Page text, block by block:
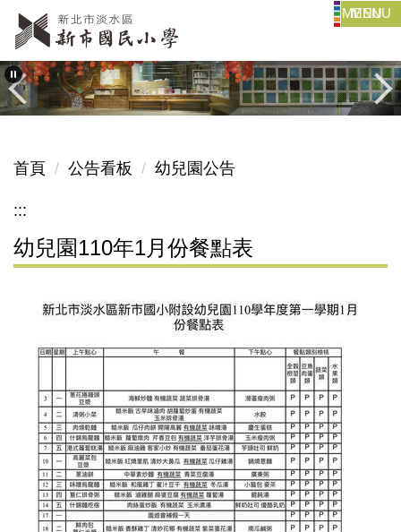
跳
到
主
要
內
區
MENU
首頁 公告看板 幼兒園公告
:::
幼兒園110年1月份餐點表